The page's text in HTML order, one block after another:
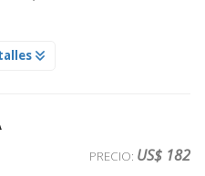
un breve paseo a pie con guía
el Puente de Rialto. A lo largo
plazas y rincones menos
la oportunidad de
obras de arte de la antigüedad
PRECIO: US$ 182